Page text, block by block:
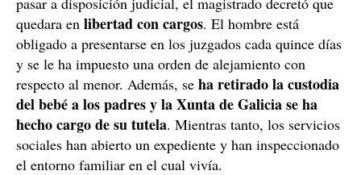
quedara en libertad con cargos. El hombre está
obligado a presentarse en los juzgados cada quince días
y se le ha impuesto una orden de alejamiento con
respecto al menor. Además, se ha retirado la custodia
del bebé a los padres y la Xunta de Galicia se ha
hecho cargo de su tutela. Mientras tanto, los servicios
sociales han abierto un expediente y han inspeccionado
el entorno familiar en el cual vivía.